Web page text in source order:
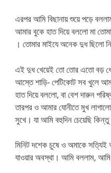
এরপর আমি বিছানায় শুয়ে পড়ে
আমার বুকে হাত দিয়ে বললো মা
। তোমার মাইযে অনেক দুধ ছিলো
এই দুধ খেয়েই তো তোর এতো বড়
আস্তে শাড়ি- পেটিকোট সব খুলে
হাত দিয়ে বললো, বা বেশ দারুন
তারপর ও আমার যোনীতে মুখ
সুখে। যা আমি বহুদিন চেয়েছি কিন্তু
মিনিট দশেক চুষে ও অমাকে
যাওয়ার অবস্থা। আমি বললাম,